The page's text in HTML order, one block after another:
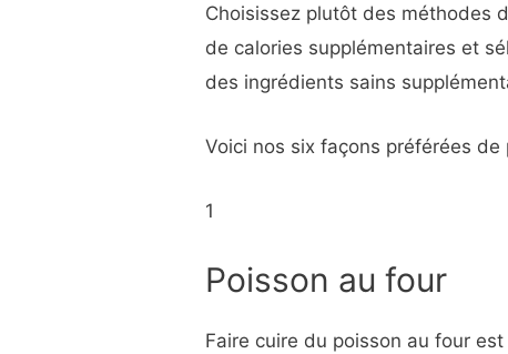
Choisissez plutôt des méthodes
de calories supplémentaires et
des ingrédients sains
Voici nos six façons préférées
1
Poisson au four
Faire cuire du poisson au four